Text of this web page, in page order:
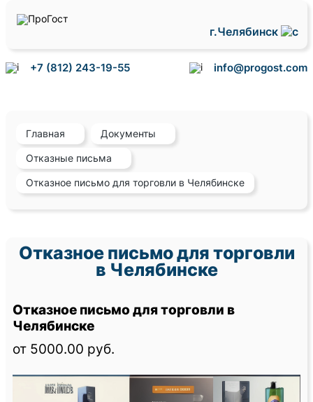
г.Челябинск
+7 (812) 243-19-55 info@progost.com
Главная Документы
Отказные письма
Отказное письмо для торговли в Челябинске
Отказное письмо для торговли
в Челябинске
Отказное письмо для торговли в
Челябинске
от 5000.00 руб.